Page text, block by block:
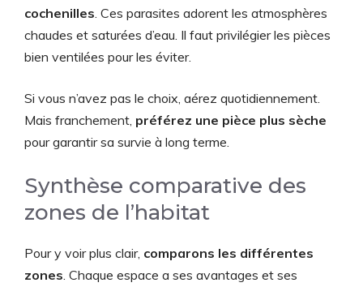
cochenilles . Ces parasites adorent les atmosphères
chaudes et saturées d’eau. Il faut privilégier les pièces
bien ventilées pour les éviter.
Si vous n’avez pas le choix, aérez quotidiennement.
Mais franchement, préférez une pièce plus sèche
pour garantir sa survie à long terme.
Synthèse comparative des
zones de l’habitat
Pour y voir plus clair, comparons les différentes
zones . Chaque espace a ses avantages et ses